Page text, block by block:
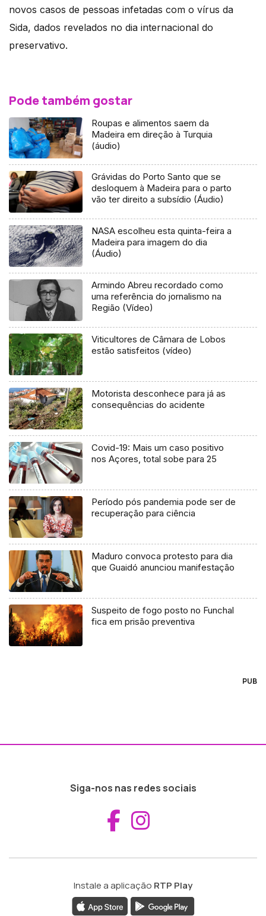
novos casos de pessoas infetadas com o vírus da
Sida, dados revelados no dia internacional do
preservativo.
Pode também gostar
Roupas e alimentos saem da
Madeira em direção à Turquia
(áudio)
Grávidas do Porto Santo que se
desloquem à Madeira para o parto
vão ter direito a subsídio (Áudio)
NASA escolheu esta quinta-feira a
Madeira para imagem do dia
(Áudio)
Armindo Abreu recordado como
uma referência do jornalismo na
Região (Vídeo)
Viticultores de Câmara de Lobos
estão satisfeitos (vídeo)
Motorista desconhece para já as
consequências do acidente
Covid-19: Mais um caso positivo
nos Açores, total sobe para 25
Período pós pandemia pode ser de
recuperação para ciência
Maduro convoca protesto para dia
que Guaidó anunciou manifestação
Suspeito de fogo posto no Funchal
fica em prisão preventiva
PUB
Siga-nos nas redes sociais
Aceder ao
Instale a aplicação RTP Play